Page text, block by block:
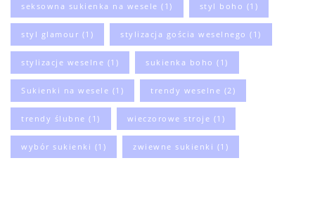
seksowna sukienka na wesele (1) styl boho (1)
styl glamour (1) stylizacja gościa weselnego (1)
stylizacje weselne (1) sukienka boho (1)
Sukienki na wesele (1) trendy weselne (2)
trendy ślubne (1) wieczorowe stroje (1)
wybór sukienki (1) zwiewne sukienki (1)